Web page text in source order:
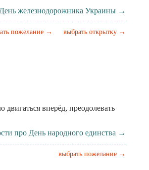
железнодорожника Украины →
выбрать открытку →
пожелание →
вперёд, преодолевать
про День народного единства →
выбрать пожелание →